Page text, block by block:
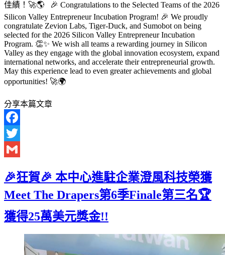
佳績！🚀🌎 🎉 Congratulations to the Selected Teams of the 2026
Silicon Valley Entrepreneur Incubation Program! 🎉 We proudly
congratulate Zevion Labs, Tiger-Duck, and Sumobot on being
selected for the 2026 Silicon Valley Entrepreneur Incubation
Program. 👏✨ We wish all teams a rewarding journey in Silicon
Valley as they engage with the global innovation ecosystem, expand
international networks, and accelerate their entrepreneurial growth.
May this experience lead to even greater achievements and global
opportunities! 🚀🌍
分享本篇文章
Facebook
Twitter
🎉狂賀🎉 本中心進駐企業澄風科技榮獲
Meet The Drapers第6季Finale第三名🏆
獲得25萬美元獎金!!